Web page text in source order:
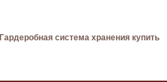
Гардеробная система хранения купить